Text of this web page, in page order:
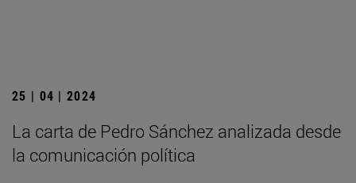
25 | 04 | 2024
La carta de Pedro Sánchez analizada desde
la comunicación política